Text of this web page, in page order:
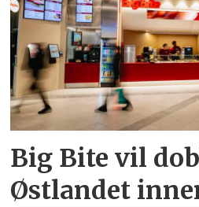
Big Bite vil
Østlandet